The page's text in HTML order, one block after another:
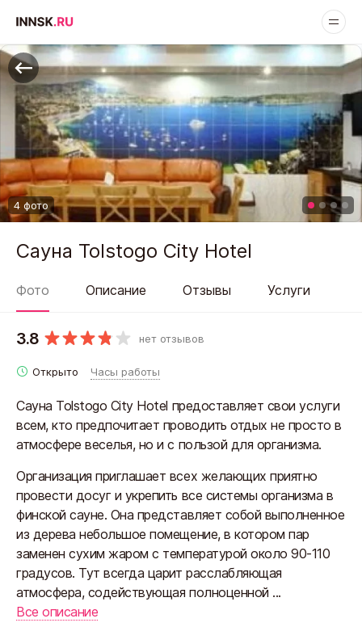
Сауна Tolstogo City Hotel
Фото Описание Отзывы Услуги
3.8 нет отзывов
Часы работы
Открыто
4 фото
Сауна Tolstogo City Hotel предоставляет свои услуги
всем, кто предпочитает проводить отдых не просто в
атмосфере веселья, но и с пользой для организма.
Организация приглашает всех желающих приятно
провести досуг и укрепить все системы организма в
финской сауне. Она представляет собой выполненное
из дерева небольшое помещение, в котором пар
заменен сухим жаром с температурой около 90-110
градусов. Тут всегда царит расслабляющая
атмосфера, содействующая полноценной ...
Все описание